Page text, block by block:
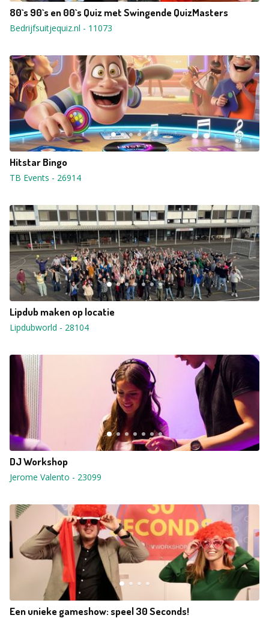
80`s 90`s en 00`s Quiz met Swingende QuizMasters
Bedrijfsuitjequiz.nl - 11073
Hitstar Bingo
TB Events - 26914
Lipdub maken op locatie
Lipdubworld - 28104
DJ Workshop
Jerome Valento - 23099
Een unieke gameshow: speel 30 Seconds!